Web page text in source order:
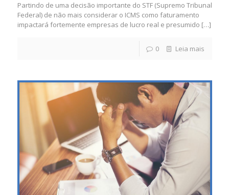
Partindo de uma decisão importante do STF (Supremo Tribunal
Federal) de não mais considerar o ICMS como faturamento
impactará fortemente empresas de lucro real e presumido […]
0 Leia mais